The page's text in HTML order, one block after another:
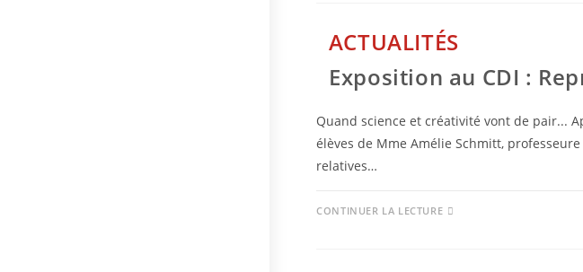
ACTUALITÉS
Exposition au CDI :
Quand science et créativité vont de pair...
élèves de Mme Amélie Schmitt,
relatives…
CONTINUER LA LECTURE